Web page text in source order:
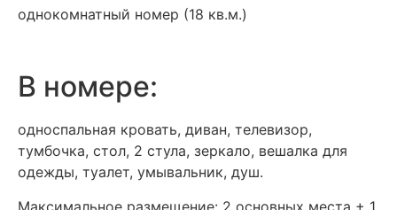
однокомнатный номер (18 кв.м.)
В номере:
односпальная кровать, диван, телевизор,
тумбочка, стол, 2 стула, зеркало, вешалка для
одежды, туалет, умывальник, душ.
Максимальное размещение: 2 основных места + 1